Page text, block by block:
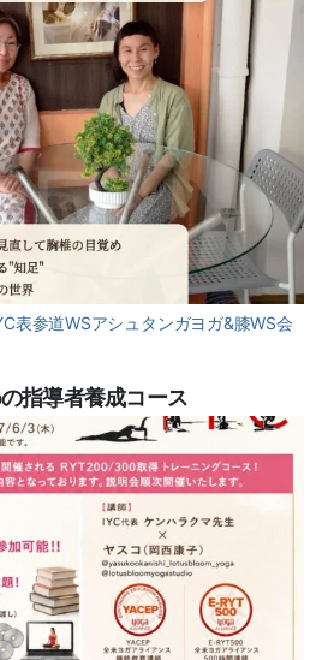
表参道WSアシュタンガヨガ&膝WS会
指導者養成コース